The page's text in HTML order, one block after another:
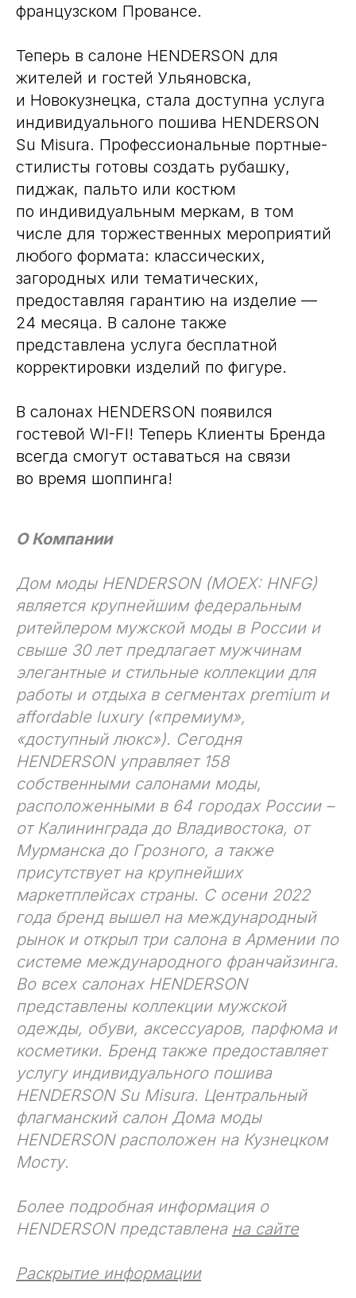
французском Провансе.
Теперь в салоне HENDERSON для
жителей и гостей Ульяновска,
и Новокузнецка, стала доступна услуга
индивидуального пошива HENDERSON
Su Misura. Профессиональные портные-
стилисты готовы создать рубашку,
пиджак, пальто или костюм
по индивидуальным меркам, в том
числе для торжественных мероприятий
любого формата: классических,
загородных или тематических,
предоставляя гарантию на изделие —
24 месяца. В салоне также
представлена услуга бесплатной
корректировки изделий по фигуре.
В салонах HENDERSON появился
гостевой WI-FI! Теперь Клиенты Бренда
всегда смогут оставаться на связи
во время шоппинга!
О Компании
Дом моды HENDERSON (MOEX: HNFG)
является крупнейшим федеральным
ритейлером мужской моды в России и
свыше 30 лет предлагает мужчинам
элегантные и стильные коллекции для
работы и отдыха в сегментах premium и
affordable luxury («премиум»,
«доступный люкс»). Сегодня
HENDERSON управляет 158
собственными салонами моды,
расположенными в 64 городах России –
от Калининграда до Владивостока, от
Мурманска до Грозного, а также
присутствует на крупнейших
маркетплейсах страны. С осени 2022
года бренд вышел на международный
рынок и открыл три салона в Армении по
системе международного франчайзинга.
Во всех салонах HENDERSON
представлены коллекции мужской
одежды, обуви, аксессуаров, парфюма и
косметики. Бренд также предоставляет
услугу индивидуального пошива
HENDERSON Su Misura. Центральный
флагманский салон Дома моды
HENDERSON расположен на Кузнецком
Мосту.
Более подробная информация о
HENDERSON представлена на сайте
Раскрытие информации